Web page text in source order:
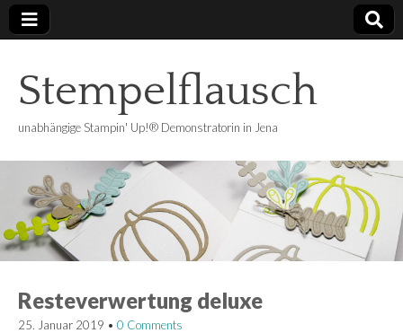
Stempelflausch
unabhängige Stampin' Up!® Demonstratorin in Jena
Resteverwertung deluxe
25. Januar 2019 • 0 Comments